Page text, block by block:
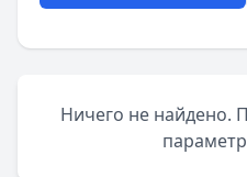
Ничего не найдено.